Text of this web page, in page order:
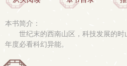
本书简介：
世纪末的西南山区，科技发展的时
年度必看科幻异能。